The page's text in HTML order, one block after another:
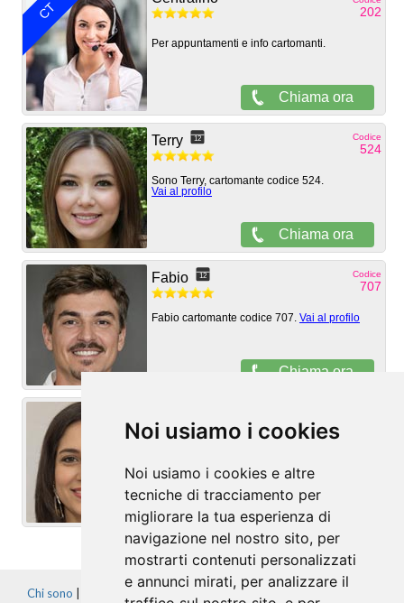
Noi usiamo i cookies
Noi usiamo i cookies e altre
tecniche di tracciamento per
migliorare la tua esperienza di
navigazione nel nostro sito, per
mostrarti contenuti personalizzati
e annunci mirati, per analizzare il
Chi sono Termini e condizioni